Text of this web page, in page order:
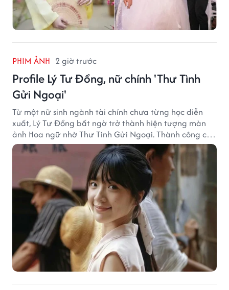
PHIM ẢNH 2 giờ trước
Profile Lý Tư Đồng, nữ chính 'Thư Tình
Gửi Ngoại'
Từ một nữ sinh ngành tài chính chưa từng học diễn
xuất, Lý Tư Đồng bất ngờ trở thành hiện tượng màn
ảnh Hoa ngữ nhờ Thư Tình Gửi Ngoại. Thành công của
bộ phim doanh thu hơn 8.100 tỷ đồng đã mở ra bước
ngoặt lớn trong cuộc đời cô gái sinh năm 2004.